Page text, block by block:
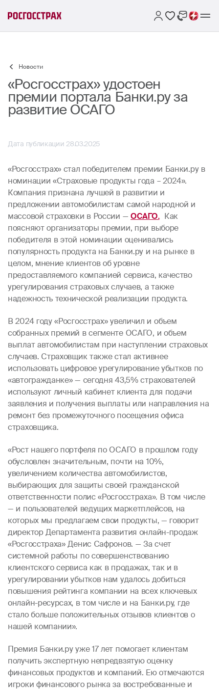
Новости
«Росгосстрах» удостоен
премии портала Банки.ру за
развитие ОСАГО
Дата публикации 28.03.2025
«Росгосстрах» стал победителем премии Банки.ру в
номинации «Страховые продукты года – 2024».
Компания признана лучшей в развитии и
предложении автомобилистам самой народной и
массовой страховки в России — ОСАГО. Как
поясняют организаторы премии, при выборе
победителя в этой номинации оценивались
популярность продукта на Банки.ру и на рынке в
целом, мнение клиентов об уровне
предоставляемого компанией сервиса, качество
урегулирования страховых случаев, а также
надежность технической реализации продукта.
В 2024 году «Росгосстрах» увеличил и объем
собранных премий в сегменте ОСАГО, и объем
выплат автомобилистам при наступлении страховых
случаев. Страховщик также стал активнее
использовать цифровое урегулирование убытков по
«автогражданке» — сегодня 43,5% страхователей
используют личный кабинет клиента для подачи
заявления и получения выплаты или направления на
ремонт без промежуточного посещения офиса
страховщика.
«Рост нашего портфеля по ОСАГО в прошлом году
обусловлен значительным, почти на 10%,
увеличением количества автомобилистов,
выбирающих для защиты своей гражданской
ответственности полис «Росгосстраха». В том числе
— и пользователей ведущих маркетплейсов, на
которых мы предлагаем свои продукты, — говорит
директор Департамента развития онлайн-продаж
«Росгосстраха» Денис Сафронов. — За счет
системной работы по совершенствованию
клиентского сервиса как в продажах, так и в
урегулировании убытков нам удалось добиться
повышения рейтинга компании на всех ключевых
онлайн-ресурсах, в том числе и на Банки.ру, где
стало больше положительных отзывов клиентов о
нашей компании».
Премия Банки.ру уже 17 лет помогает клиентам
получить экспертную непредвзятую оценку
финансовых продуктов и компаний. Ею отмечаются
игроки финансового рынка за востребованные и